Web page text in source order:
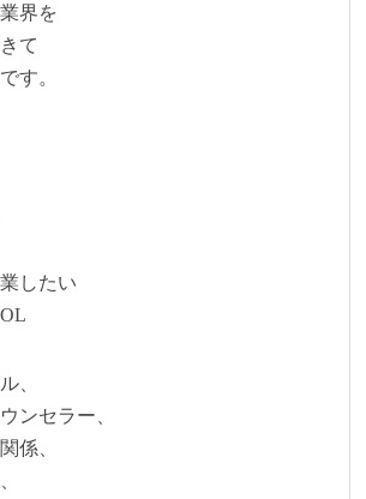
界を
て
す。
したい
、
ンセラー、
係、